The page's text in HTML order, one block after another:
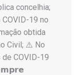
concelhia;
19 no
obtida
Civil; ⚠️ No
COVID-19